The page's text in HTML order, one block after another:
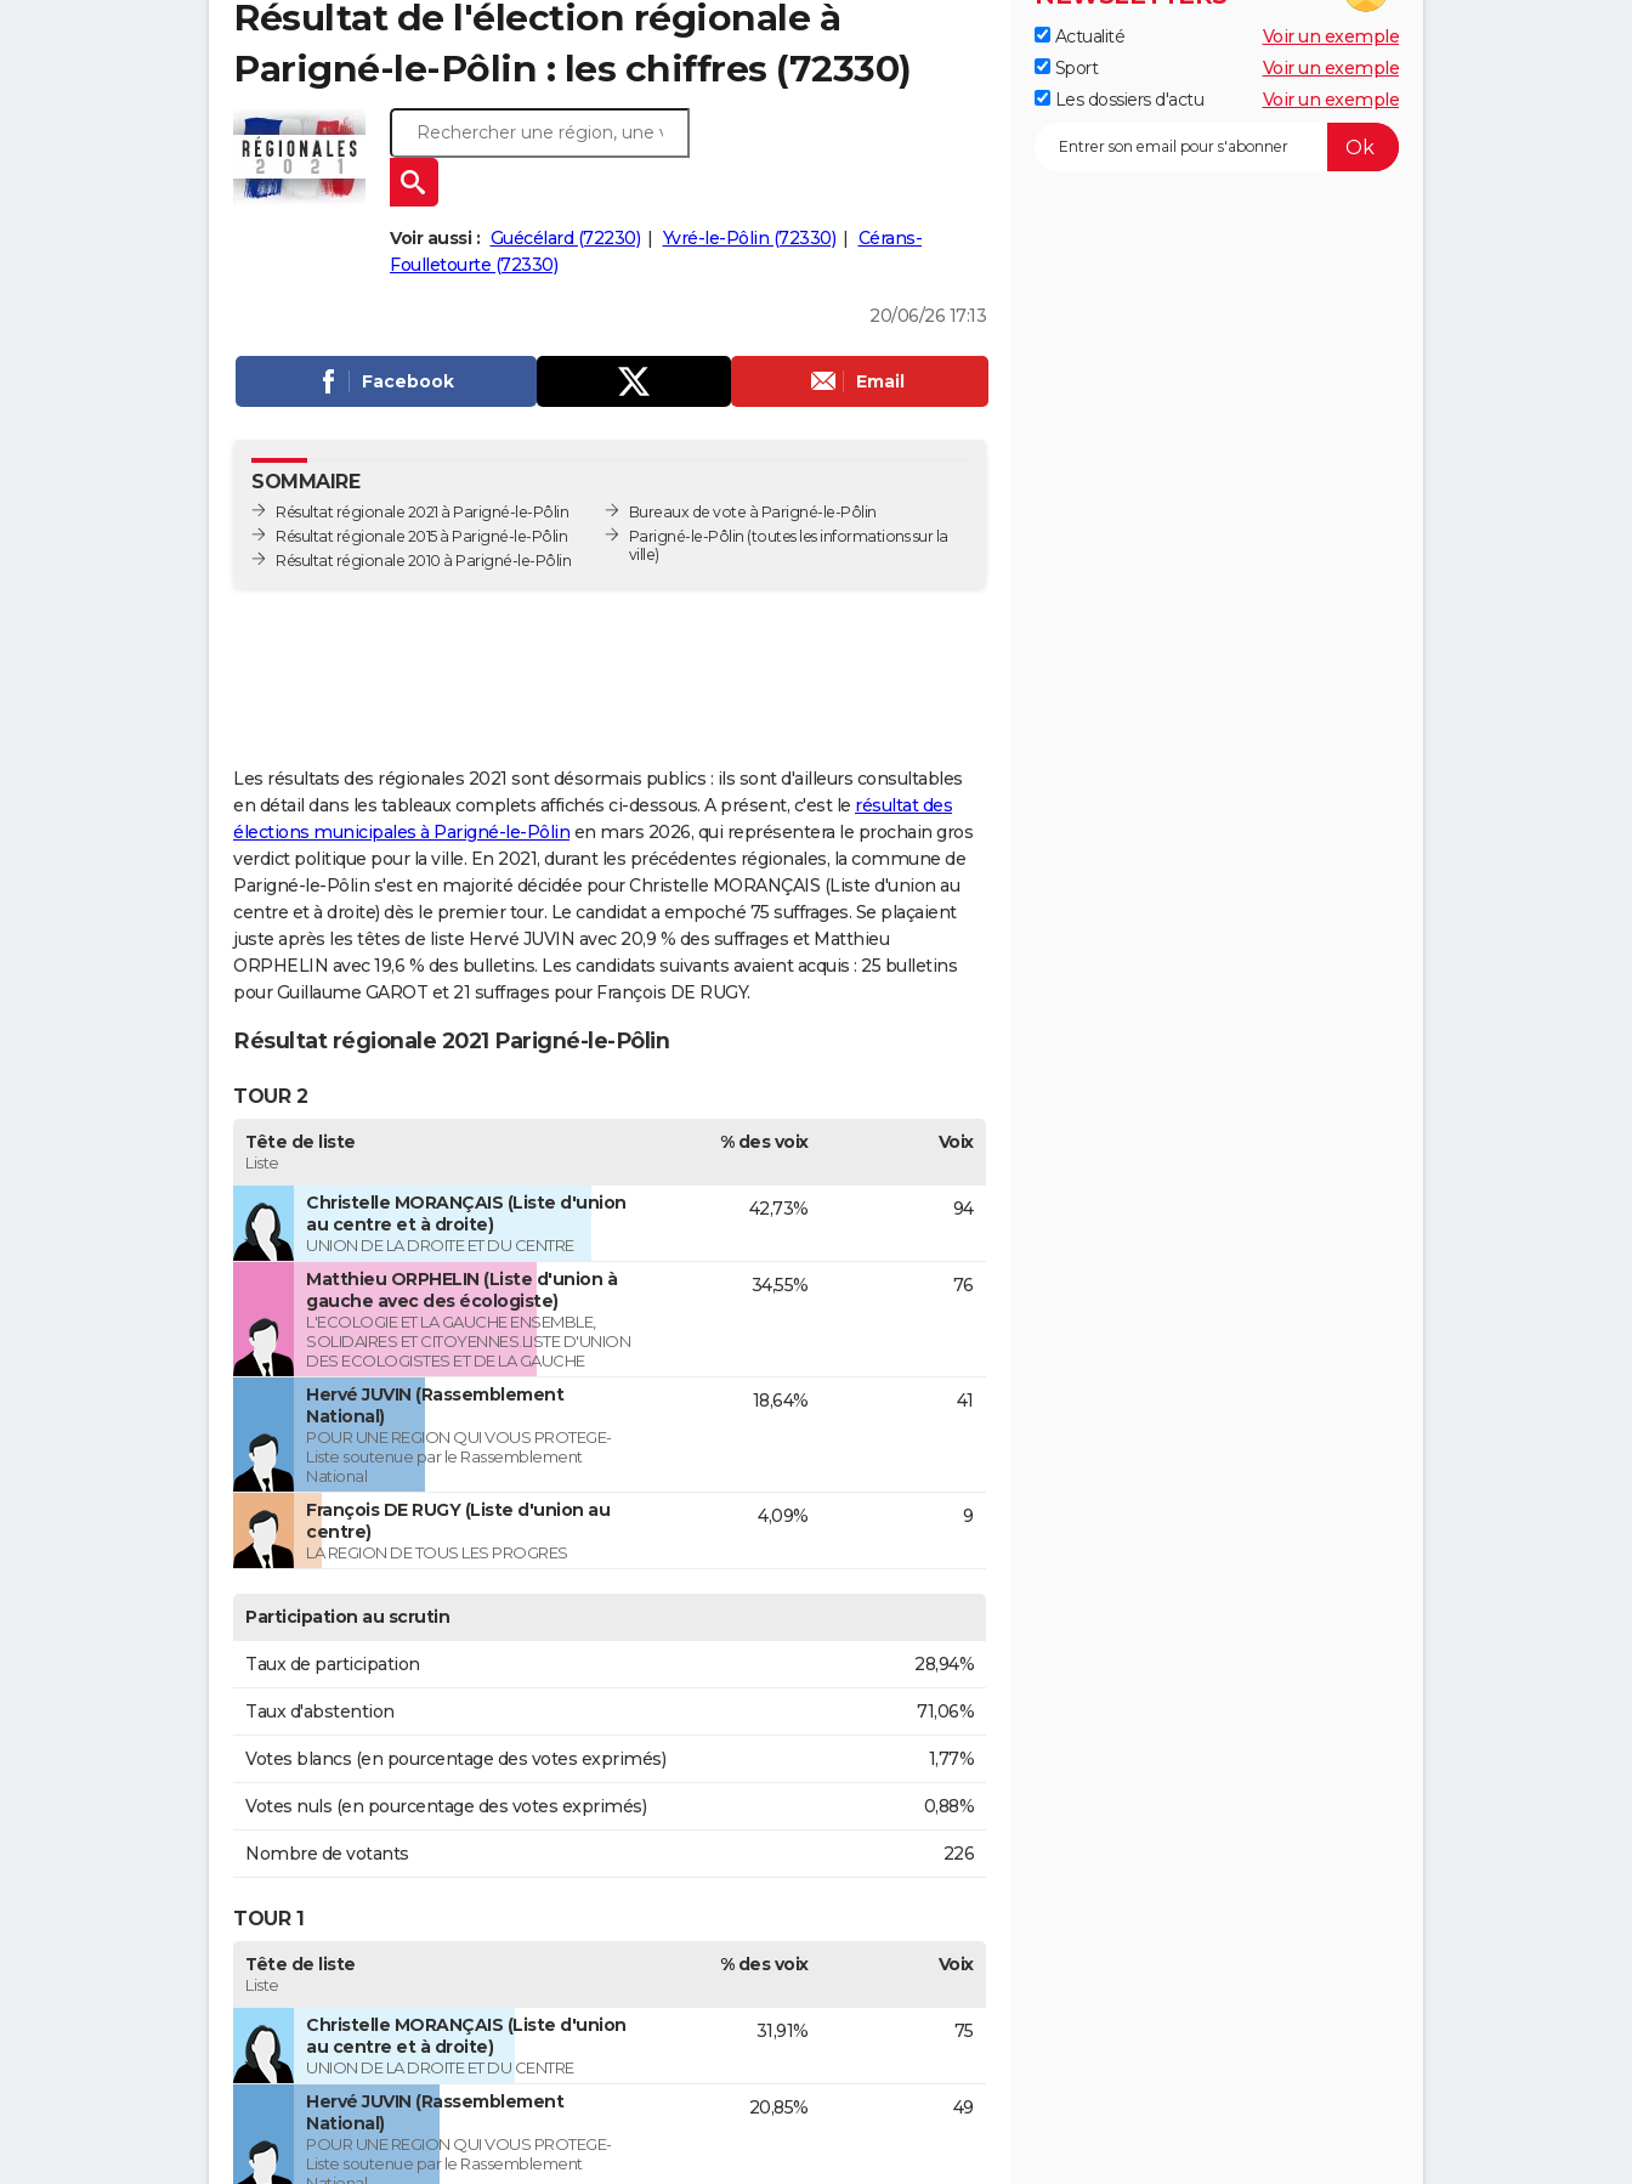
Résultat de l'élection régionale à
Parigné-le-Pôlin : les chiffres (72330)
Voir aussi : Guécélard (72230) Yvré-le-Pôlin (72330)
Cérans-
Foulletourte (72330)
20/06/26 17:13
Facebook Email
SOMMAIRE
Résultat régionale 2021 à Parigné-le-Pôlin
Résultat régionale 2015 à Parigné-le-Pôlin
Résultat régionale 2010 à Parigné-le-Pôlin
Bureaux de vote à Parigné-le-Pôlin
Parigné-le-Pôlin (toutes les informations sur la
ville)
Les résultats des régionales 2021 sont désormais publics : ils sont d'ailleurs consultables
en détail dans les tableaux complets affichés ci-dessous. A présent, c'est le résultat des
élections municipales à Parigné-le-Pôlin en mars 2026, qui représentera le prochain gros
verdict politique pour la ville. En 2021, durant les précédentes régionales, la commune de
Parigné-le-Pôlin s'est en majorité décidée pour Christelle MORANÇAIS (Liste d'union au
centre et à droite) dès le premier tour. Le candidat a empoché 75 suffrages. Se plaçaient
juste après les têtes de liste Hervé JUVIN avec 20,9 % des suffrages et Matthieu
ORPHELIN avec 19,6 % des bulletins. Les candidats suivants avaient acquis : 25 bulletins
pour Guillaume GAROT et 21 suffrages pour François DE RUGY.
Résultat régionale 2021 Parigné-le-Pôlin
TOUR 2
Tête de liste
Liste
% des voix Voix
Christelle MORANÇAIS (Liste d'union
au centre et à droite)
UNION DE LA DROITE ET DU CENTRE
42,73% 94
Matthieu ORPHELIN (Liste d'union à
gauche avec des écologiste)
L'ECOLOGIE ET LA GAUCHE ENSEMBLE,
SOLIDAIRES ET CITOYENNES.LISTE D'UNION
DES ECOLOGISTES ET DE LA GAUCHE
34,55% 76
Hervé JUVIN (Rassemblement
National)
POUR UNE REGION QUI VOUS PROTEGE-
Liste soutenue par le Rassemblement
National
18,64% 41
François DE RUGY (Liste d'union au
centre)
LA REGION DE TOUS LES PROGRES
4,09% 9
Participation au scrutin
Taux de participation 28,94%
Taux d'abstention 71,06%
Votes blancs (en pourcentage des votes exprimés) 1,77%
Votes nuls (en pourcentage des votes exprimés) 0,88%
Nombre de votants 226
TOUR 1
Tête de liste
Liste
% des voix Voix
Christelle MORANÇAIS (Liste d'union
au centre et à droite)
UNION DE LA DROITE ET DU CENTRE
31,91% 75
Hervé JUVIN (Rassemblement
National)
POUR UNE REGION QUI VOUS PROTEGE-
Liste soutenue par le Rassemblement
20,85% 49
Actualité
Voir un exemple
Sport
Voir un exemple
Les dossiers d'actu
Voir un exemple